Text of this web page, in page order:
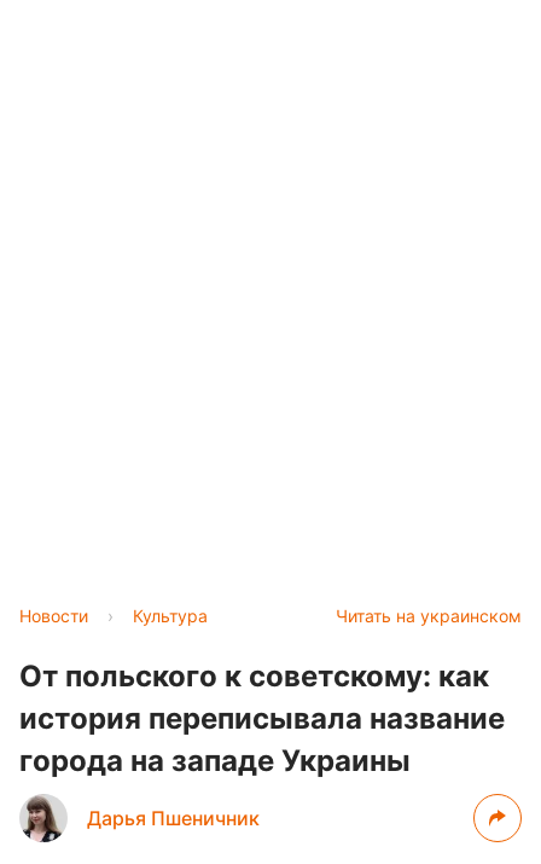
Читать на украинском
Новости › Культура
От польского к советскому: как
история переписывала название
города на западе Украины
Дарья Пшеничник